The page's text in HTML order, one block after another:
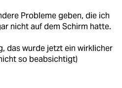
Probleme geben, die ich
nicht auf dem Schirm hatte.
das wurde jetzt ein wirklicher
so beabsichtigt)